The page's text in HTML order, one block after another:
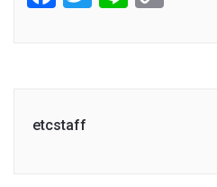
etcstaff